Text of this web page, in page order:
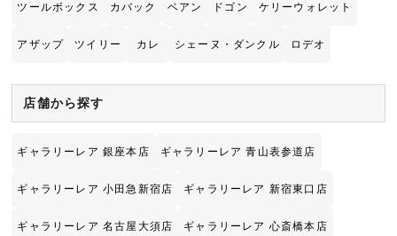
ツールボックス カバック ベアン ドゴン ケリーウォレット
アザップ ツイリー カレ シェーヌ・ダンクル ロデオ
店舗から探す
ギャラリーレア 銀座本店 ギャラリーレア 青山表参道店
ギャラリーレア 小田急新宿店 ギャラリーレア 新宿東口店
ギャラリーレア 名古屋大須店 ギャラリーレア 心斎橋本店